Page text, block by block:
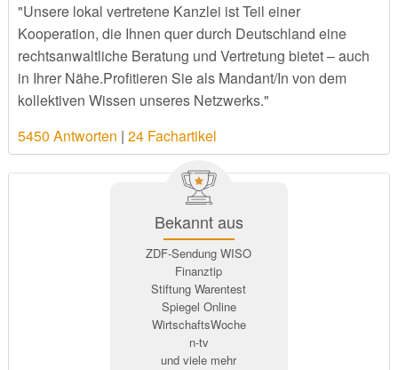
"Unsere lokal vertretene Kanzlei ist Teil einer
Kooperation, die Ihnen quer durch Deutschland eine
rechtsanwaltliche Beratung und Vertretung bietet – auch
in Ihrer Nähe.Profitieren Sie als Mandant/In von dem
kollektiven Wissen unseres Netzwerks."
5450 Antworten | 24 Fachartikel
Bekannt aus
ZDF-Sendung WISO
Finanztip
Stiftung Warentest
Spiegel Online
WirtschaftsWoche
n-tv
und viele mehr